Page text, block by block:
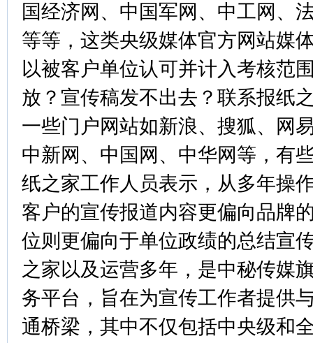
国经济网、中国军网、中工网、
等等，这类央级媒体官方网站媒
以被客户单位认可并计入考核范
放？宣传稿发不出去？联系报纸
一些门户网站如新浪、搜狐、网
中新网、中国网、中华网等，有
纸之家工作人员表示，从多年操
客户的宣传报道内容更偏向品牌
位则更偏向于单位政绩的总结宣
之家以及运营多年，是中秘传媒
务平台，旨在为宣传工作者提供
通桥梁，其中不仅包括中央级和